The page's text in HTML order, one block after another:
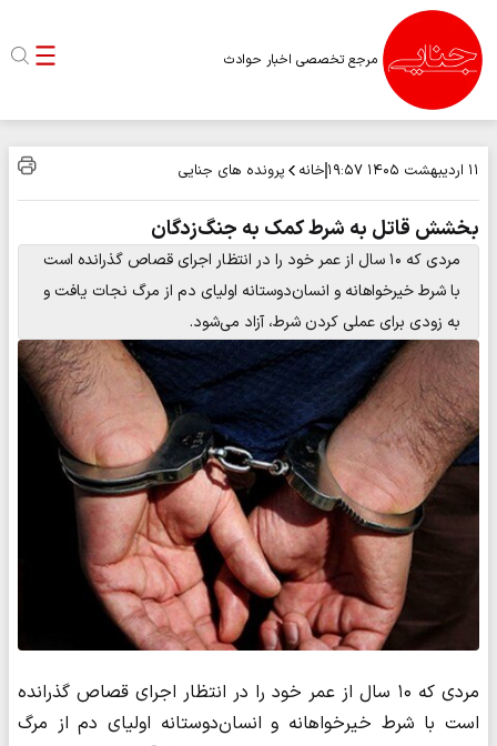
مرجع تخصصی اخبار حوادث
۱۱ اردیبهشت ۱۴۰۵ ۱۹:۵۷ خانه پرونده های جنایی
بخشش قاتل به شرط کمک به جنگ‌زدگان
مردی که ۱۰ سال از عمر خود را در انتظار اجرای قصاص گذرانده است
با شرط خیرخواهانه و انسان‌دوستانه اولیای دم از مرگ نجات یافت و
به زودی برای عملی کردن شرط، آزاد می‌شود.
مردی که ۱۰ سال از عمر خود را در انتظار اجرای قصاص گذرانده
است با شرط خیرخواهانه و انسان‌دوستانه اولیای دم از مرگ